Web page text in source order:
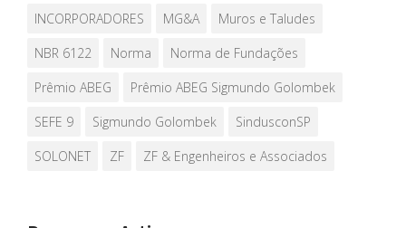
INCORPORADORES
MG&A
Muros e Taludes
NBR 6122
Norma
Norma de Fundações
Prêmio ABEG
Prêmio ABEG Sigmundo Golombek
SEFE 9
Sigmundo Golombek
SindusconSP
SOLONET
ZF ZF & Engenheiros e Associados